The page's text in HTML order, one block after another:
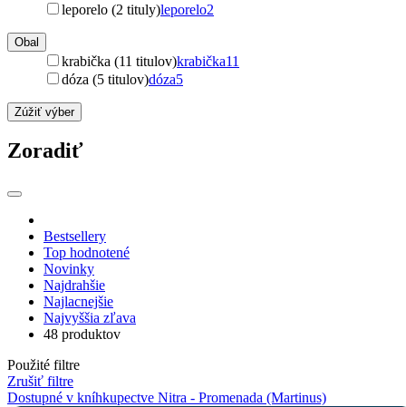
leporelo (2 tituly)leporelo2
Obal
krabička (11 titulov)krabička11
dóza (5 titulov)dóza5
Zúžiť výber
Zoradiť
Bestsellery
Top hodnotené
Novinky
Najdrahšie
Najlacnejšie
Najvyššia zľava
48 produktov
Použité filtre
Zrušiť filtre
Dostupné v kníhkupectve Nitra - Promenada (Martinus)